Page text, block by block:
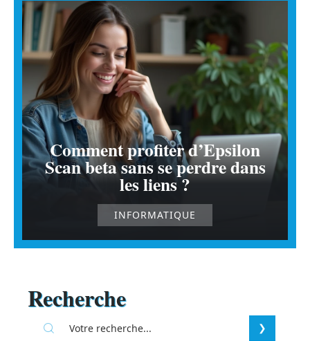
Comment profiter d’Epsilon
Scan beta sans se perdre dans
les liens ?
INFORMATIQUE
Recherche